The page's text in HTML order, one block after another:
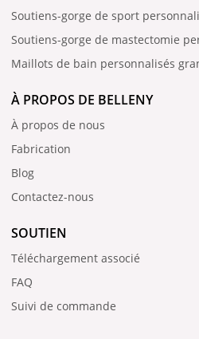
Soutiens-gorge de sport
Soutiens-gorge de mastectomie
Maillots de bain personnalisés
À PROPOS DE BELLENY
À propos de nous
Fabrication
Blog
Contactez-nous
SOUTIEN
Téléchargement associé
FAQ
Suivi de commande